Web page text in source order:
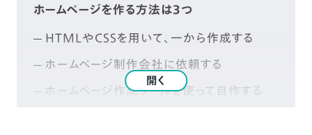
ホームページを作る方法は3つ
HTMLやCSSを用いて、一から作成する
ホームページ制作会社に依頼する
ホームページ作成ツールを使って自作する
開く